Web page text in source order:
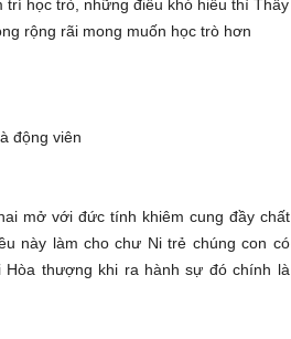
học trò, những điều khó hiểu thì Thầy
rộng rãi mong muốn học trò hơn
động viên
mở với đức tính khiêm cung đầy chất
này làm cho chư Ni trẻ chúng con có
thượng khi ra hành sự đó chính là